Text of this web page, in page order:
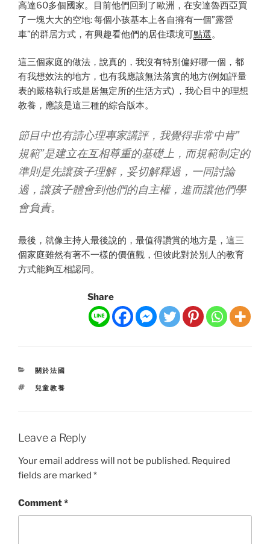
高達60多個國家。目前他們回到了歐洲，在安達魯西亞買
了一塊大大的空地: 每個小孩基本上各自擁有一個”露營
車”的群居方式，有興趣看他們的居住環境可點選。
這三個家庭的做法，說真的，我沒有特別偏好哪一個，都
有我想效法的地方，也有我應該無法落實的地方(例如評量
表的嚴格執行或是居無定所的生活方式) ，我心目中的理想
教養，應該是這三種的綜合版本。
節目中也有請心理專家講評，我覺得非常中肯”
規範”是建立在互相尊重的基礎上，而規範制定的
準則是先讓孩子理解，妥切解釋過，一同討論
過，讓孩子體會到他們的自主權，進而讓他們學
會負責。
最後，就像主持人最後說的，最值得讚賞的地方是，這三
個家庭雖然有著不一樣的價值觀，但彼此對於別人的教育
方式能夠互相認同。
Share
CATEGORIES
關於法國
TAGS
兒童教養
Leave a Reply
Your email address will not be published. Required
fields are marked *
Comment*